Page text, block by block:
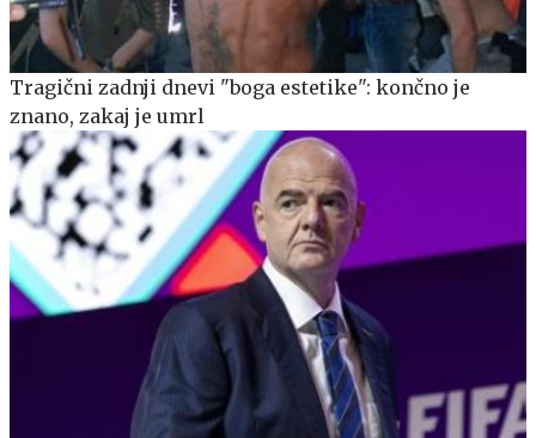
Tragični zadnji dnevi "boga estetike": končno je
znano, zakaj je umrl